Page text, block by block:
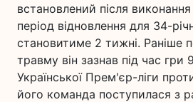
встановлений після
період відновлення для 34-
становитиме 2 тижні. Раніше
травму він зазнав під час гри
Української Прем'єр-ліги
його команда поступилася з